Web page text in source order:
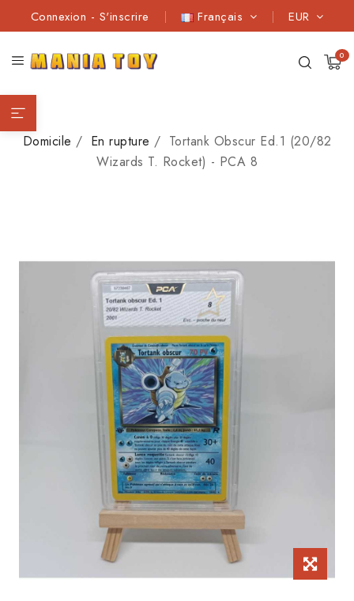
EUR
Français
Connexion - S'inscrire
0
Domicile En rupture
Tortank Obscur Ed.1 (20/82
Wizards T. Rocket) - PCA 8